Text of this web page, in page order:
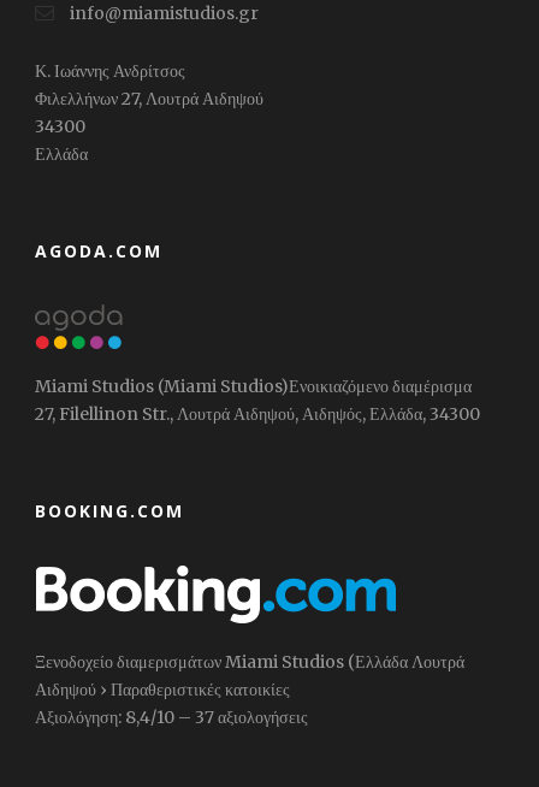
info@miamistudios.gr
Κ. Ιωάννης Ανδρίτσος
Φιλελλήνων 27, Λουτρά Αιδηψού
34300
Ελλάδα
ΑGODA.COM
Miami Studios (Miami Studios)Ενοικιαζόμενο διαμέρισμα
27, Filellinon Str., Λουτρά Αιδηψού, Αιδηψός, Ελλάδα, 34300
BOOKING.COM
Ξενοδοχείο διαμερισμάτων Miami Studios (Ελλάδα Λουτρά
Αιδηψού › Παραθεριστικές κατοικίες
Αξιολόγηση: 8,4/10 – ‎37 αξιολογήσεις